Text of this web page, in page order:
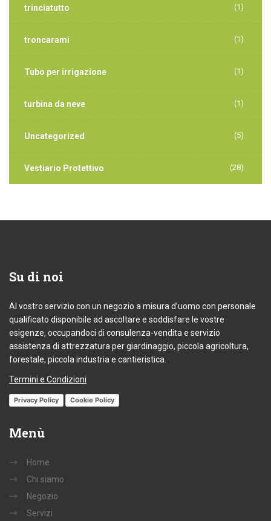
trinciatutto (1)
troncarami (1)
Tubo per irrigazione (1)
turbina da neve (1)
Uncategorized (5)
Vestiario Protettivo (28)
Su di noi
Al vostro servizio con un negozio a misura d’uomo con personale
qualificato disponibile ad ascoltare e soddisfare le vostre
esigenze, occupandoci di consulenza-vendita e servizio
assistenza di attrezzatura per giardinaggio, piccola agricoltura,
forestale, piccola industria e cantieristica.
Termini e Condizioni
Privacy Policy Cookie Policy
Menù
Home
Chi siamo
Negozio
Servizi